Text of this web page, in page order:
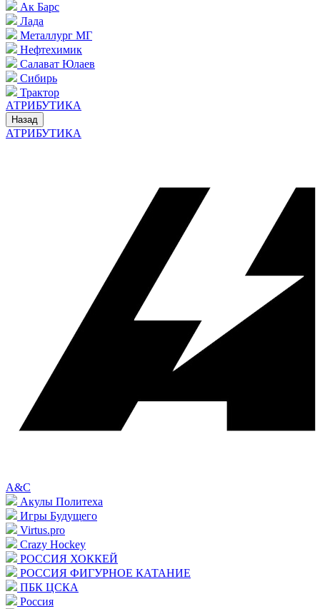
Ак Барс
Лада
Металлург МГ
Нефтехимик
Салават Юлаев
Сибирь
Трактор
АТРИБУТИКА
Назад
АТРИБУТИКА
A&C
Акулы Политеха
Игры Будущего
Virtus.pro
Crazy Hockey
РОССИЯ ХОККЕЙ
РОССИЯ ФИГУРНОЕ КАТАНИЕ
ПБК ЦСКА
Россия